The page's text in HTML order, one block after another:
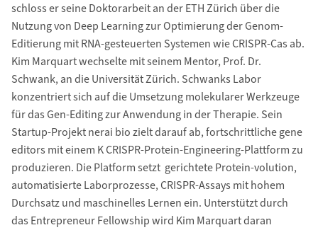
schloss er seine Doktorarbeit an der ETH Zürich über die
Nutzung von Deep Learning zur Optimierung der Genom-
Editierung mit RNA-gesteuerten Systemen wie CRISPR-Cas ab.
Kim Marquart wechselte mit seinem Mentor, Prof. Dr.
Schwank, an die Universität Zürich. Schwanks Labor
konzentriert sich auf die Umsetzung molekularer Werkzeuge
für das Gen-Editing zur Anwendung in der Therapie. Sein
Startup-Projekt nerai bio zielt darauf ab, fortschrittliche gene
editors mit einem K CRISPR-Protein-Engineering-Plattform zu
produzieren. Die Platform setzt gerichtete Protein-volution,
automatisierte Laborprozesse, CRISPR-Assays mit hohem
Durchsatz und maschinelles Lernen ein. Unterstützt durch
das Entrepreneur Fellowship wird Kim Marquart daran